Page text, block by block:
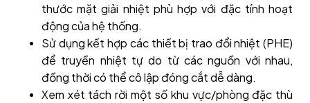
thước mặt giải nhiệt phù hợp với đặc tính hoạt
động của hệ thống.
Sử dụng kết hợp các thiết bị trao đổi nhiệt (PHE)
để truyền nhiệt tự do từ các nguồn với nhau,
đồng thời có thể cô lập đóng cắt dễ dàng.
Xem xét tách rời một số khu vực/phòng đặc thù